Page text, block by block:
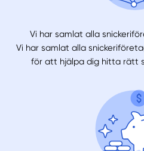
Vi har samlat alla
Vi har samlat alla
för att hjälpa dig hitta rätt